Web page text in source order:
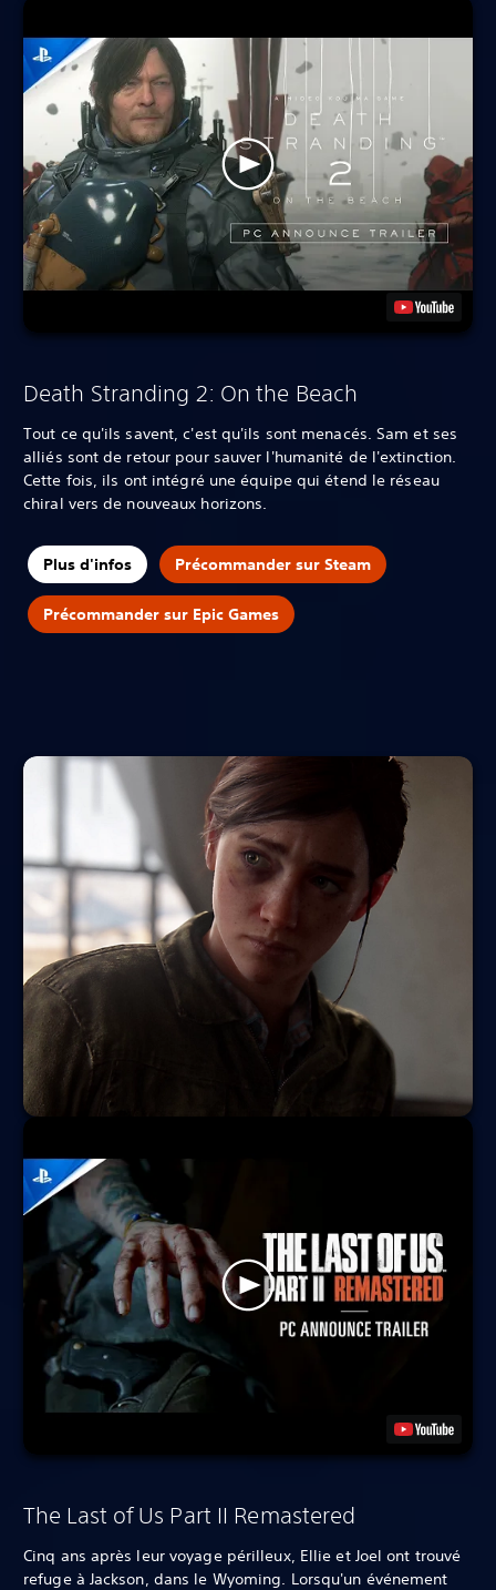
Death Stranding 2: On the Beach
Tout ce qu'ils savent, c'est qu'ils sont menacés. Sam et ses
alliés sont de retour pour sauver l'humanité de l'extinction.
Cette fois, ils ont intégré une équipe qui étend le réseau
chiral vers de nouveaux horizons.
Plus d'infos Précommander sur Steam
Précommander sur Epic Games
The Last of Us Part II Remastered
Cinq ans après leur voyage périlleux, Ellie et Joel ont trouvé
refuge à Jackson, dans le Wyoming. Lorsqu'un événement